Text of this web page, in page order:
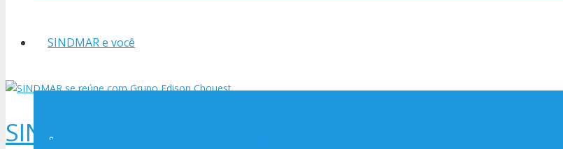
SINDMAR e você
SINDMAR se reúne com Grupo Edison Chouest